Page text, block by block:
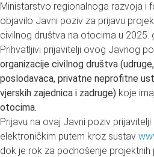
Ministarstvo regionalnoga razvoja i
objavilo Javni poziv za prijavu
civilnog društva na otocima u 2025.
Prihvatljivi prijavitelji ovog Javnog
organizacije civilnog društva
poslodavaca, privatne neprofitne
vjerskih zajednica i zadruge) koje
otocima.
Prijavu na ovaj Javni poziv
elektroničkim putem kroz sustav
dok je rok za podnošenje projektnih